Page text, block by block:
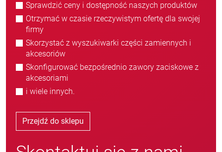
Sprawdzić ceny i dostępność naszych produktów
Otrzymać w czasie rzeczywistym ofertę dla swojej
firmy
Skorzystać z wyszukiwarki części zamiennych i
akcesoriów
Skonfigurować bezpośrednio zawory zaciskowe z
akcesoriami
i wiele innych.
Przejdź do sklepu